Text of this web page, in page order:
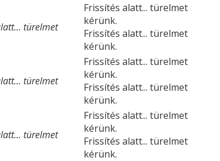
türelmet
Frissítés alatt... türelmet
kérünk.
Frissítés alatt... türelmet
kérünk.
türelmet
Frissítés alatt... türelmet
kérünk.
Frissítés alatt... türelmet
kérünk.
türelmet
Frissítés alatt... türelmet
kérünk.
Frissítés alatt... türelmet
kérünk.